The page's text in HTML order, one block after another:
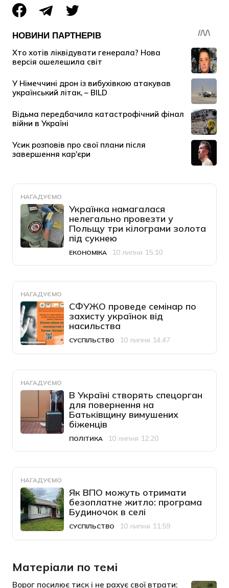
НАГАДУЄМО
Українка намагалася
нелегально провезти у
Польщу три кілограми золота
під сукнею
Категорія
ЕКОНОМІКА
Дата публікації
10 липня 15:10
НАГАДУЄМО
СФУЖО проведе семінар по
захисту українок від
насильства
Категорія
СУСПІЛЬСТВО
Дата публікації10 липня 14:47
НАГАДУЄМО
В Україні створять спецорган
для повернення на
Батьківщину вимушених
біженців
Категорія
ПОЛІТИКА
Дата публікації
10 липня 12:20
НАГАДУЄМО
Як ВПО можуть отримати
безоплатне житло: програма
Будиночок в селі
Категорія
СУСПІЛЬСТВО
Дата публікації10 липня 11:59
Матеріали по темі
Ворог посилює тиск і не рахує свої втрати: